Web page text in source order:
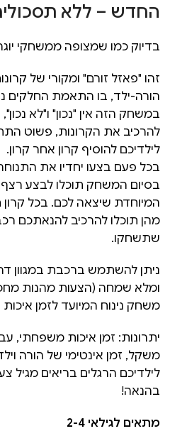
החדש – ללא
בדיוק כמו שמצופה ממשחקי
זהו "פאזל זורם" ומקורי של
הורה-ילד, בו התאמת החלקים
במשחק הזה אין "נכון" ו"לא
להרכיב את הקרונות, פשוט
לילדיכם להוסיף קרון אחר קרון.
בכל פעם בצעו יחדיו את
בסיום המשחק תוכלו לבצע
המיוחדת שיצאה לכם. בכל קרון
מהן תוכלו להרכיב להנאתכם
שתשחקו.
ניתן להשתמש ברכבת במגוון
ומלא שמחה (הצעות מהנות
משחק נינוח המיועד לזמן איכות
יתרונות: זמן איכות משפחתי,
משקל, זמן אינטימי של הורה
לילדיכם הרגלים בריאים מגיל
בהנאה!
מתאים לגילאי 2-4